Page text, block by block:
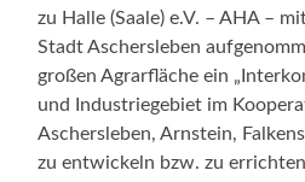
zu Halle (Saale) e.V. – AHA –
Stadt Aschersleben
großen Agrarfläche ein
und Industriegebiet im
Aschersleben, Arnstein,
zu entwickeln bzw. zu